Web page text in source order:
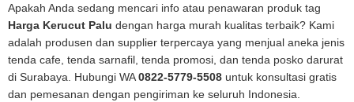
Apakah Anda sedang mencari info atau penawaran produk tag
Harga Kerucut Palu dengan harga murah kualitas terbaik? Kami
adalah produsen dan supplier terpercaya yang menjual aneka jenis
tenda cafe, tenda sarnafil, tenda promosi, dan tenda posko darurat
di Surabaya. Hubungi WA0822-5779-5508 untuk konsultasi gratis
dan pemesanan dengan pengiriman ke seluruh Indonesia.